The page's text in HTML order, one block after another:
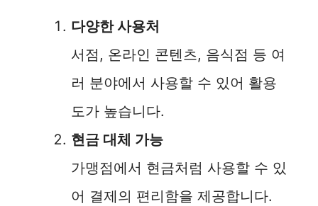
다양한 사용처
서점, 온라인 콘텐츠, 음식점 등 여
러 분야에서 사용할 수 있어 활용
도가 높습니다.
현금 대체 가능
가맹점에서 현금처럼 사용할 수 있
어 결제의 편리함을 제공합니다.